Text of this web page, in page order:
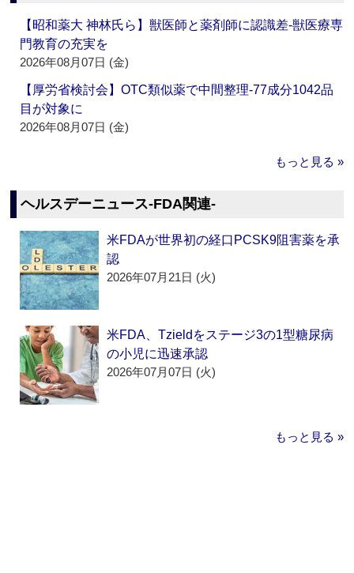
【昭和薬大 神林氏ら】獣医師と薬剤師に認識差‐獣医療専
門教育の充実を
2026年08月07日 (金)
【厚労省検討会】OTC類似薬で中間整理‐77成分1042品
目が対象に
2026年08月07日 (金)
もっと見る »
ヘルスデーニュース‐FDA関連‐
米FDAが世界初の経口PCSK9阻害薬を承
認
2026年07月21日 (火)
米FDA、Tzieldをステージ3の1型糖尿病
の小児に迅速承認
2026年07月07日 (火)
もっと見る »